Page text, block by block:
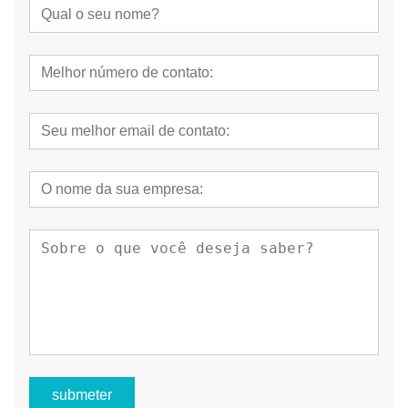
podem beneficiar sua prática odontológica.
submeter